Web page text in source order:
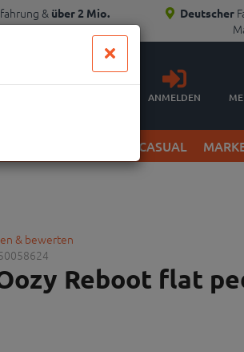
& über 2 Mio. Deutscher
Anmelden
ANMELDEN
STREETWEAR & CASUAL
& bewerten
50058624
Reboot flat